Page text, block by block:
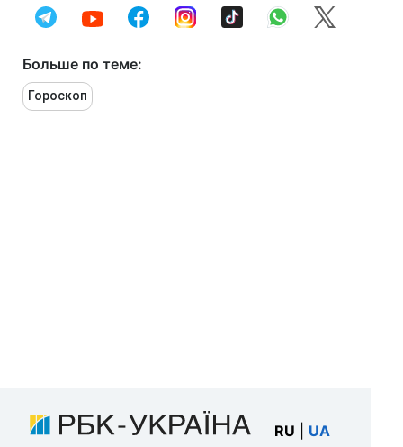
Больше по теме:
Гороскоп
RU UA